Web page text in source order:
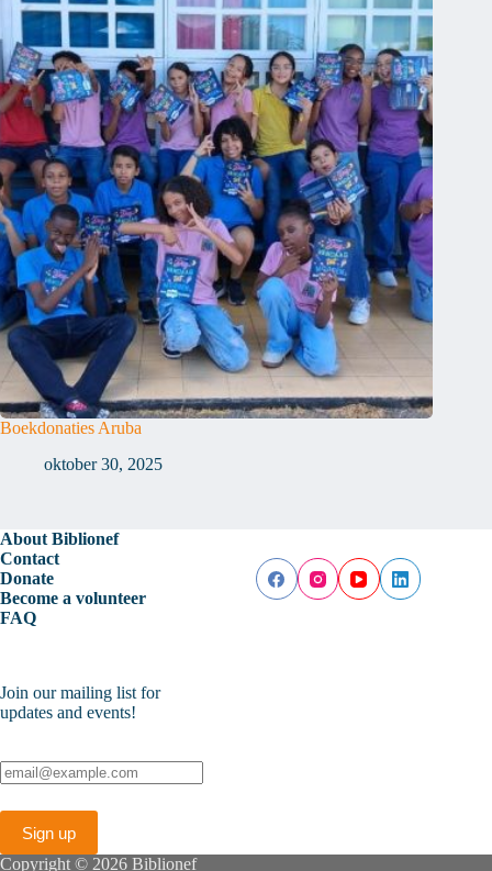
Boekdonaties Aruba
oktober 30, 2025
About Biblionef
Contact
Donate
Become a volunteer
FAQ
Join our mailing list for
updates and events!
Copyright © 2026 Biblionef